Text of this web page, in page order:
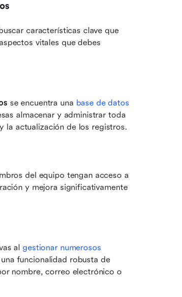
características clave que
vitales que debes
se encuentra una base de datos
almacenar y administrar toda
la actualización de los registros.
del equipo tengan acceso a
y mejora significativamente
al gestionar numerosos
funcionalidad robusta de
nombre, correo electrónico o